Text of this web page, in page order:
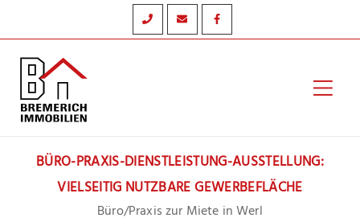
Inhalt
springen
BÜRO-PRAXIS-DIENSTLEISTUNG-AUSSTELLUNG:
VIELSEITIG NUTZBARE GEWERBEFLÄCHE
Büro/Praxis zur Miete in Werl